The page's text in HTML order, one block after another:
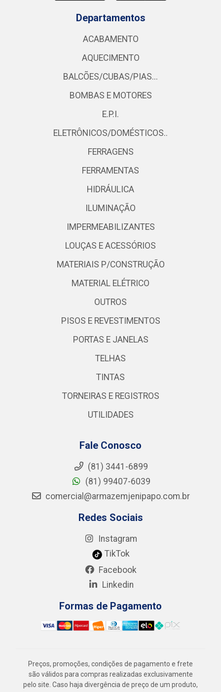
Departamentos
ACABAMENTO
AQUECIMENTO
BALCÕES/CUBAS/PIAS...
BOMBAS E MOTORES
E.P.I.
ELETRÔNICOS/DOMÉSTICOS..
FERRAGENS
FERRAMENTAS
HIDRÁULICA
ILUMINAÇÃO
IMPERMEABILIZANTES
LOUÇAS E ACESSÓRIOS
MATERIAIS P/CONSTRUÇÃO
MATERIAL ELÉTRICO
OUTROS
PISOS E REVESTIMENTOS
PORTAS E JANELAS
TELHAS
TINTAS
TORNEIRAS E REGISTROS
UTILIDADES
Fale Conosco
(81) 3441-6899
(81) 99407-6039
comercial@armazemjenipapo.com.br
Redes Sociais
Instagram
TikTok
Facebook
Linkedin
Formas de Pagamento
Preços, promoções, condições de pagamento e frete
são válidos para compras realizadas exclusivamente
pelo site. Caso haja divergência de preço de um produto,